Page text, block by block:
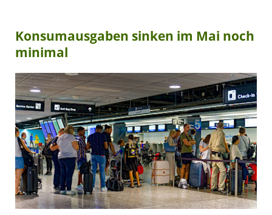
Konsumausgaben sinken im Mai noch
minimal